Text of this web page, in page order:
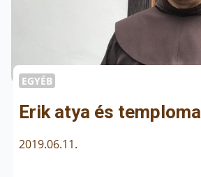
EGYÉB
Erik atya és temploma
2019.06.11.